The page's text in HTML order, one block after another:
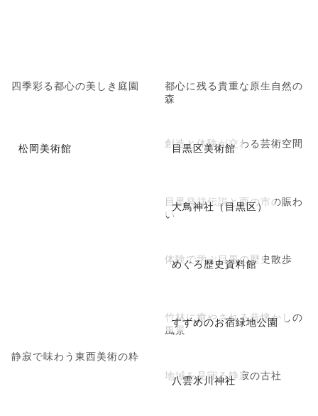
四季彩る都心の美しき庭園
都心に残る貴重な原生自然の
森
松岡美術館
静寂で味わう東西美術の粋
目黒区美術館
創造と体験が交わる芸術空間
大鳥神社（目黒区）
目黒発祥伝説と酉の市の賑わ
い
めぐろ歴史資料館
体験で学ぶ目黒の歴史散歩
すずめのお宿緑地公園
竹林に癒やされる昔懐かしの
風景
八雲氷川神社
地域を見守る静寂の古社